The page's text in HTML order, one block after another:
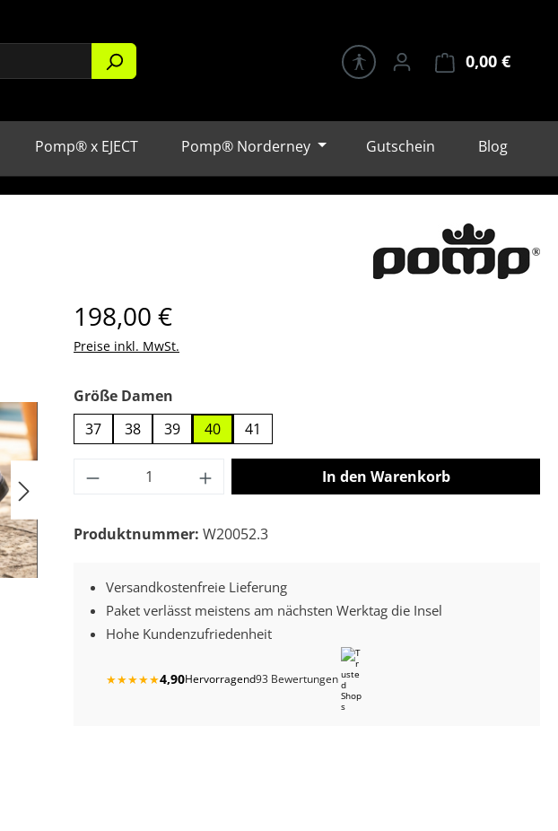
0,00 €
Pomp® x EJECT Pomp® Norderney Gutschein Blog
Regulärer Preis:
198,00 €
Preise inkl. MwSt.
Größe Damen
37
38 39 40 41
Produkt Anzahl: Gib den gewünschten Wert
In den Warenkorb
Produktnummer: W20052.3
Versandkostenfreie Lieferung
Paket verlässt meistens am nächsten Werktag die Insel
Hohe Kundenzufriedenheit
★★★★★4,90Hervorragend93 Bewertungen